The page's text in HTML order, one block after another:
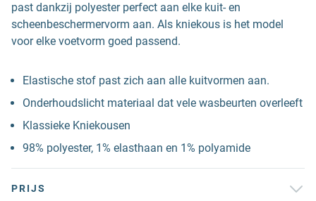
past dankzij polyester perfect aan elke kuit- en
scheenbeschermervorm aan. Als kniekous is het model
voor elke voetvorm goed passend.
Elastische stof past zich aan alle kuitvormen aan.
Onderhoudslicht materiaal dat vele wasbeurten overleeft
Klassieke Kniekousen
98% polyester, 1% elasthaan en 1% polyamide
PRIJS